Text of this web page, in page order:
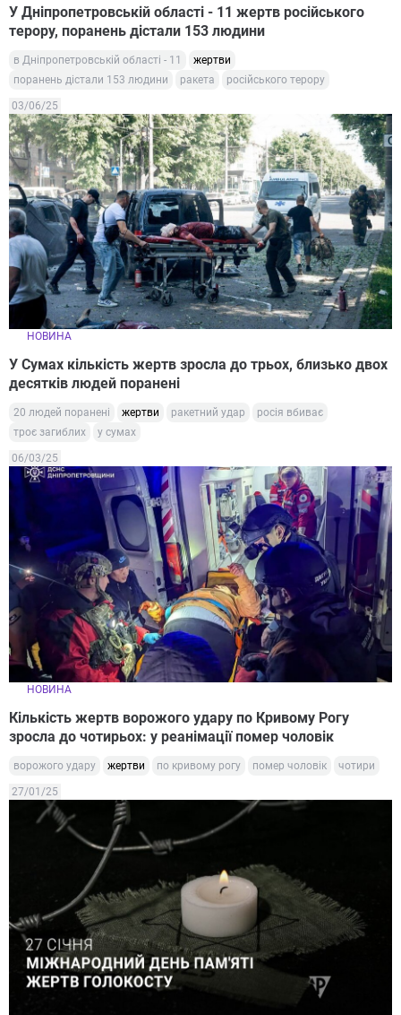
У Дніпропетровській області - 11 жертв російського
терору, поранень дістали 153 людини
в Дніпропетровській області - 11
жертви
поранень дістали 153 людини
ракета російського терору
03/06/25
НОВИНА
У Сумах кількість жертв зросла до трьох, близько двох
десятків людей поранені
20 людей поранені жертви ракетний удар
росія вбиває
троє загиблих
у сумах
06/03/25
НОВИНА
Кількість жертв ворожого удару по Кривому Рогу
зросла до чотирьох: у реанімації помер чоловік
ворожого удару жертви по кривому рогу помер чоловік чотири
27/01/25